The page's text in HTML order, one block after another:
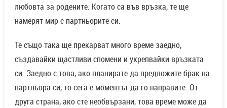
любовта за родените. Когато са във връзка, те ще
намерят мир с партньорите си.
Те също така ще прекарват много време заедно,
създавайки щастливи спомени и укрепвайки връзката
си. Заедно с това, ако планирате да предложите брак на
партньора си, то сега е моментът да го направите. От
друга страна, ако сте необвързани, това време може да